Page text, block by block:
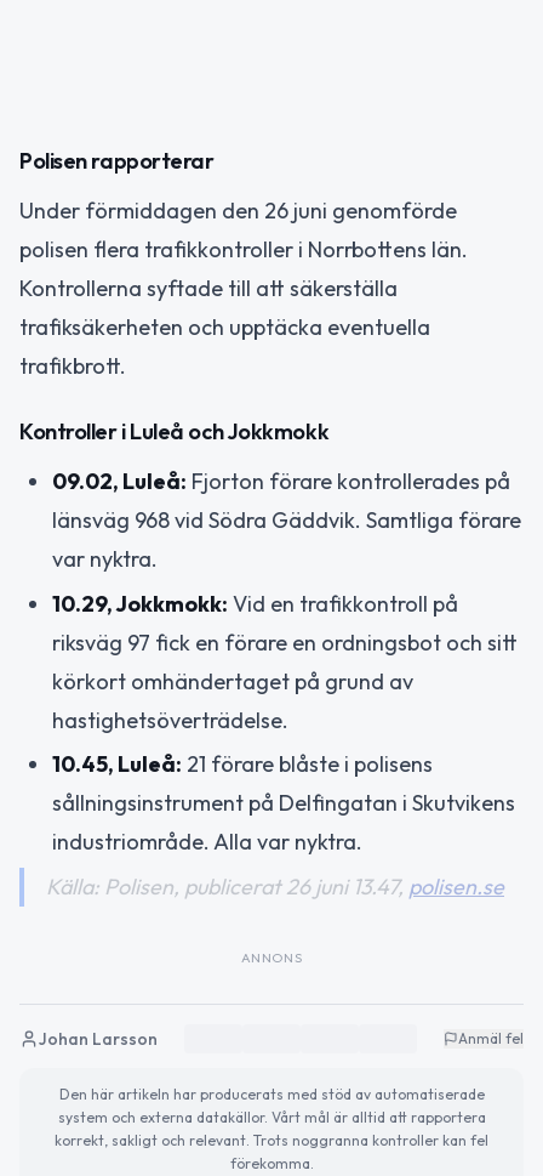
Polisen rapporterar
Under förmiddagen den 26 juni genomförde
polisen flera trafikkontroller i Norrbottens län.
Kontrollerna syftade till att säkerställa
trafiksäkerheten och upptäcka eventuella
trafikbrott.
Kontroller i Luleå och Jokkmokk
09.02, Luleå: Fjorton förare kontrollerades på
länsväg 968 vid Södra Gäddvik. Samtliga förare
var nyktra.
10.29, Jokkmokk: Vid en trafikkontroll på
riksväg 97 fick en förare en ordningsbot och sitt
körkort omhändertaget på grund av
hastighetsöverträdelse.
10.45, Luleå: 21 förare blåste i polisens
sållningsinstrument på Delfingatan i Skutvikens
industriområde. Alla var nyktra.
Källa: Polisen, publicerat 26 juni 13.47, polisen.se
ANNONS
Johan Larsson Anmäl fel
Den här artikeln har producerats med stöd av automatiserade
system och externa datakällor. Vårt mål är alltid att rapportera
korrekt, sakligt och relevant. Trots noggranna kontroller kan fel
förekomma.